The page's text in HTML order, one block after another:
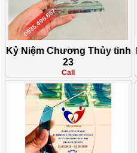
Kỷ Niệm Chương Thủy tinh
23
Call